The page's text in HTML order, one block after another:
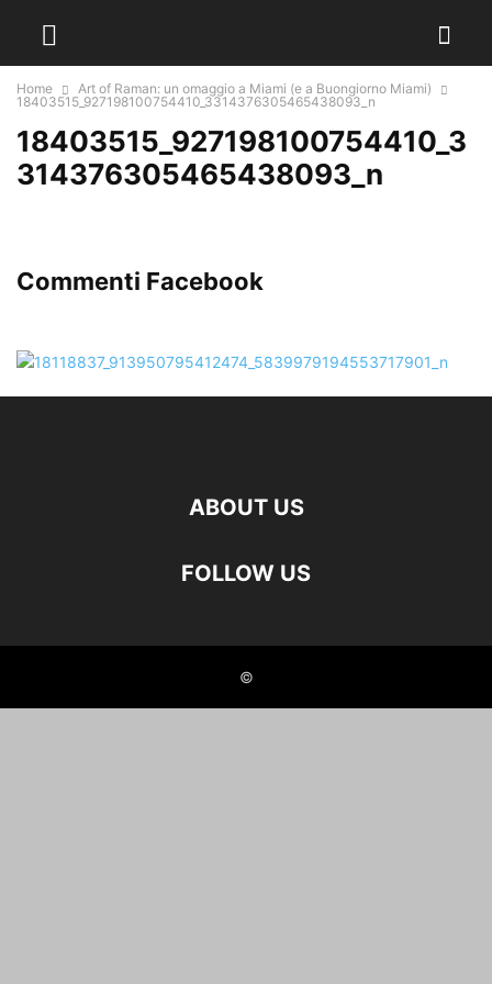
Home
Art of Raman: un omaggio a Miami (e a Buongiorno Miami)
18403515_927198100754410_3314376305465438093_n
18403515_927198100754410_3
314376305465438093_n
Commenti Facebook
ABOUT US
FOLLOW US
©